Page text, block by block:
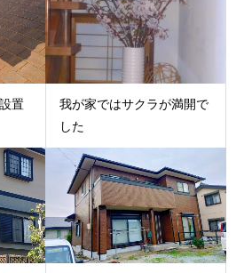
置
我が家ではサクラが満開で
した